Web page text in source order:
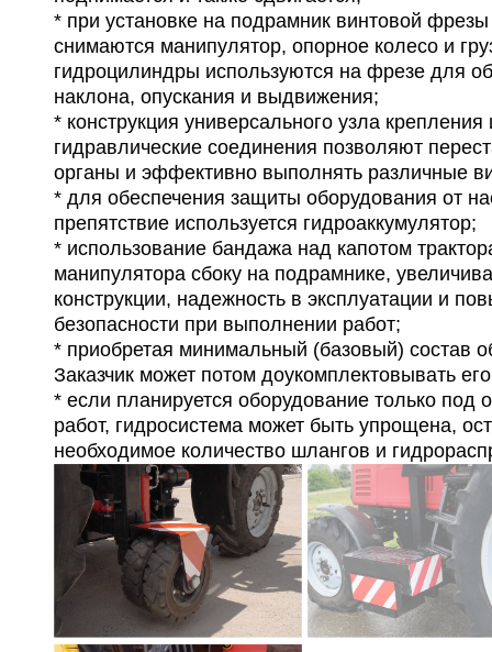
* при установке на подрамник винтовой
снимаются манипулятор, опорное колесо и
гидроцилиндры используются на фрезе для
наклона, опускания и выдвижения;
* конструкция универсального узла
гидравлические соединения позволяют
органы и эффективно выполнять различные
* для обеспечения защиты оборудования от
препятствие используется гидроаккумулятор;
* использование бандажа над капотом
манипулятора сбоку на подрамнике,
конструкции, надежность в эксплуатации и
безопасности при выполнении работ;
* приобретая минимальный (базовый) состав
Заказчик может потом доукомплектовывать
* если планируется оборудование только под
работ, гидросистема может быть упрощена,
необходимое количество шлангов и